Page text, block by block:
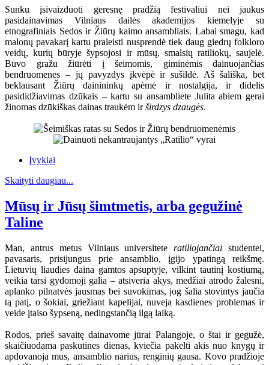
Sunku įsivaizduoti geresnę pradžią festivaliui nei jaukus
pasidainavimas Vilniaus dailės akademijos kiemelyje su
etnografiniais Sedos ir Žiūrų kaimo ansambliais. Labai smagu, kad
malonų pavakarį kartu praleisti nusprendė tiek daug giedrų folkloro
veidų, kurių būryje šypsojosi ir mūsų, smalsių ratiliokų, saujelė.
Buvo gražu žiūrėti į šeimomis, giminėmis dainuojančias
bendruomenes – jų pavyzdys įkvėpė ir sušildė. Aš šališka, bet
beklausant Žiūrų dainininkų apėmė ir nostalgija, ir didelis
pasididžiavimas dzūkais – kartu su ansambliete Julita abiem gerai
žinomas dzūkiškas dainas traukėm irširdzys dzaugės.
Įvykiai
Skaityti daugiau...
Mūsų ir Jūsų šimtmetis, arba gegužinė
Taline
Man, antrus metus Vilniaus universiteteratiliojančiai studentei,
pavasaris, prisijungus prie ansamblio, įgijo ypatingą reikšmę.
Lietuvių liaudies daina gamtos apsuptyje, vilkint tautinį kostiumą,
veikia tarsi gydomoji galia – atsiveria akys, medžiai atrodo žalesni,
aplanko pilnatvės jausmas bei suvokimas, jog šalia stovintys jaučia
tą patį, o šokiai, griežiant kapelijai, nuveja kasdienes problemas ir
veide įtaiso šypseną, nedingstančią ilgą laiką.
Rodos, prieš savaitę dainavome jūrai Palangoje, o štai ir gegužė,
skaičiuodama paskutines dienas, kviečia pakelti akis nuo knygų ir
apdovanoja mus, ansamblio narius, renginių gausa. Kovo pradžioje